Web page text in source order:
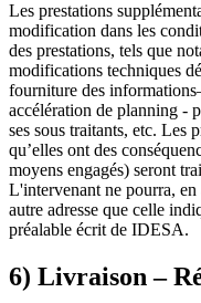
Les prestations
modification dans les
des prestations, tels que
modifications techniques
fourniture des
accélération de planning -
ses sous traitants, etc. Les
qu’elles ont des
moyens engagés) seront
L'intervenant ne pourra, en
autre adresse que celle
préalable écrit de IDESA.
6) Livraison –